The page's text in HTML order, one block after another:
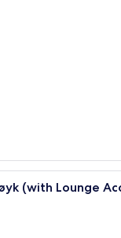
Sengetøy
(with Lounge